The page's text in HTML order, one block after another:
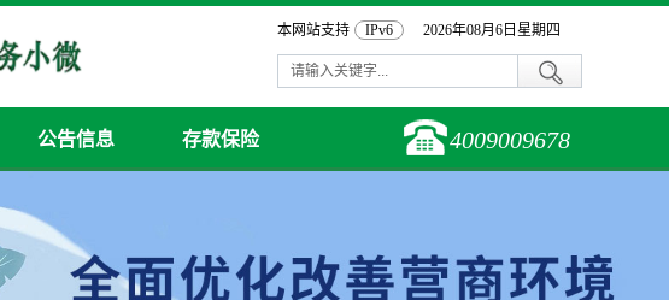
本网站支持 IPv6 2026年08月6日星期四
公告信息 存款保险 4009009678